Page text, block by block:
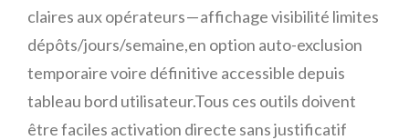
claires aux opérateurs — affichage visibilité limites
dépôts/jours/semaine,en option auto-exclusion
temporaire voire définitive accessible depuis
tableau bord utilisateur.Tous ces outils doivent
être faciles activation directe sans justificatif